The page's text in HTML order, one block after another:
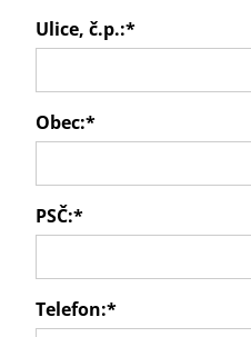
Ulice, č.p.:*
Obec:*
PSČ:*
Telefon:*